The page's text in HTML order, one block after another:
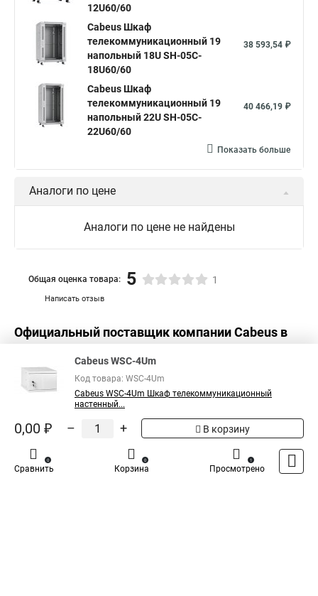
12U60/60
Cabeus Шкаф
телекоммуникационный 19
напольный 18U SH-05C-
18U60/60
38 593,54 ₽
Cabeus Шкаф
телекоммуникационный 19
напольный 22U SH-05C-
22U60/60
40 466,19 ₽
Показать больше
Аналоги по цене
Аналоги по цене не найдены
Написать отзыв
Общая оценка товара: 5 1
Официальный поставщик компанииCabeus в
Cabeus WSC-4Um
Код товара: WSC-4Um
Cabeus WSC-4Um Шкаф телекоммуникационный
настенный...
0,00 ₽ – + В корзину
Сравнить
0
Корзина
0
Просмотрено
1